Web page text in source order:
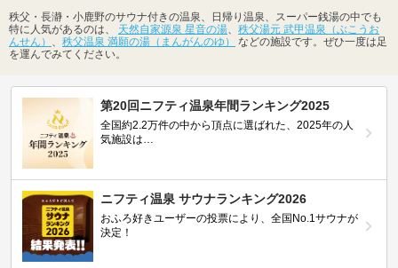
秩父・長瀞・小鹿野のサウナ付きの温泉、日帰り温泉、スーパー銭湯の中でも
特に人気があるのは、 天然自家源泉 星音の湯、 秩父湯元 武甲温泉（ぶこうお
んせん） 、 秩父温泉 満願の湯（まんがんのゆ）
などの施設です。ぜひ一度は足
を運んでみてください。
第20回ニフティ温泉年間ランキング2025
全国約2.2万件の中から頂点に選ばれた、2025年の人
気施設は…
ニフティ温泉 サウナランキング2026
おふろ好きユーザーの投票により、全国No.1サウナが
決定！